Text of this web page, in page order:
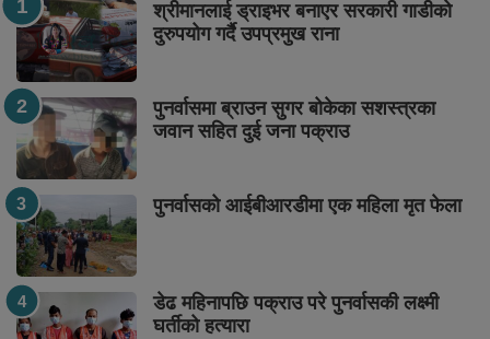
श्रीमानलाई ड्राइभर बनाएर सरकारी गाडीको
दुरुपयोग गर्दै उपप्रमुख राना
पुनर्वासमा ब्राउन सुगर बोकेका सशस्त्रका
जवान सहित दुई जना पक्राउ
पुनर्वासको आईबीआरडीमा एक महिला मृत फेला
डेढ महिनापछि पक्राउ परे पुनर्वासकी लक्ष्मी
घर्तीको हत्यारा